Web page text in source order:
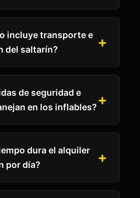
incluye transporte e
del saltarín?
+
de seguridad e
en los inflables?+
dura el alquiler
por día?
+